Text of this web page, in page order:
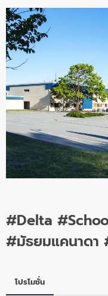
#Delta
#มัธยมแคนาดา
โปรโมชั่น